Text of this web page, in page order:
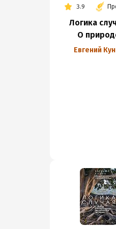
3.9
Логика
О
иЕвгений